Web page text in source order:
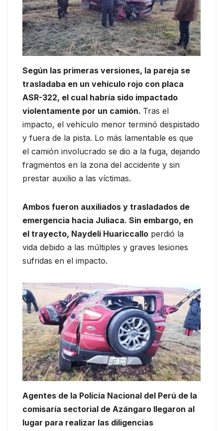
Según las primeras versiones, la pareja se
trasladaba en un vehículo rojo con placa
ASR-322, el cual habría sido impactado
violentamente por un camión. Tras el
impacto, el vehículo menor terminó despistado
y fuera de la pista. Lo más lamentable es que
el camión involucrado se dio a la fuga, dejando
fragmentos en la zona del accidente y sin
prestar auxilio a las víctimas.
Ambos fueron auxiliados y trasladados de
emergencia hacia Juliaca. Sin embargo, en
el trayecto, Naydeli Huariccallo perdió la
vida debido a las múltiples y graves lesiones
sufridas en el impacto.
Agentes de la Policía Nacional del Perú de la
comisaría sectorial de Azángaro llegaron al
lugar para realizar las diligencias